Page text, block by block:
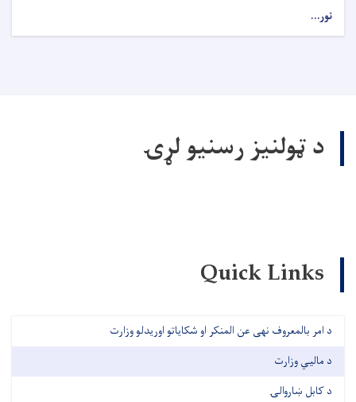
نور...
د ټولنیز رسنیو لړۍ
Quick Links
د امر بالمعروف نهی عن المنکر او شکایاتو اوریدلو وزارت
د مالیي وزارت
د کابل ښاروالۍ